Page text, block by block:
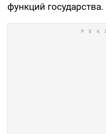
функций государства.